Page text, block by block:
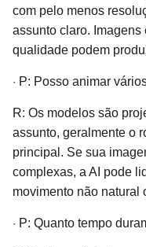
com pelo menos
assunto claro.
qualidade podem
· P: Posso animar
R: Os modelos são
assunto, geralmente o
principal. Se sua
complexas, a AI pode
movimento não natural
· P: Quanto tempo